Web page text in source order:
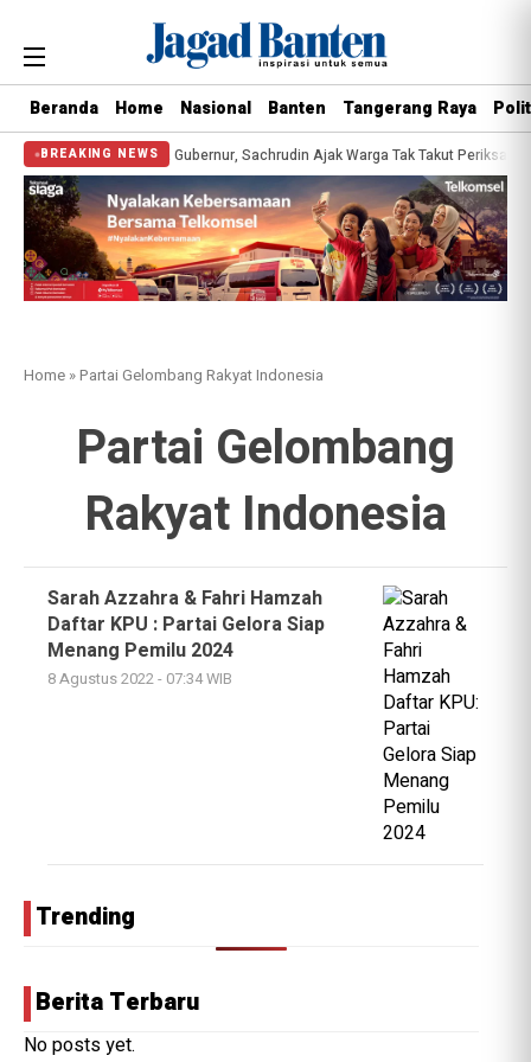
Beranda Home Nasional Banten Tangerang Raya
BREAKING NEWS
Gratis Bersama Gubernur, Sachrudin Ajak Warga Tak Takut Periksa
Home »Partai Gelombang Rakyat Indonesia
Partai Gelombang
Rakyat Indonesia
Sarah Azzahra & Fahri Hamzah
Daftar KPU : Partai Gelora Siap
Menang Pemilu 2024
8 Agustus 2022 - 07:34 WIB
Trending
Berita Terbaru
No posts yet.